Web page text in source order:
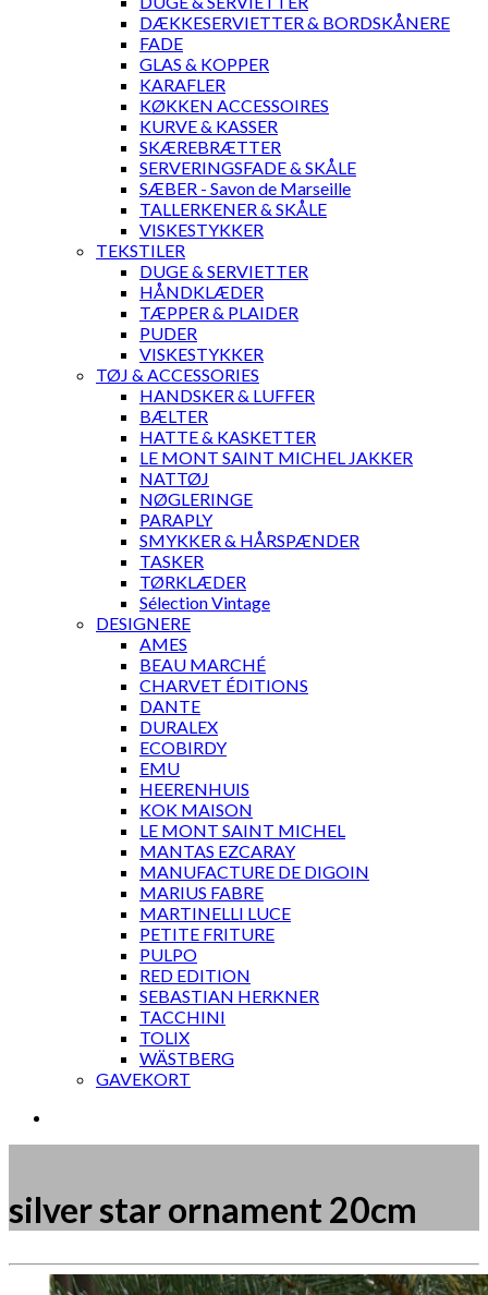
DÆKKESERVIETTER & BORDSKÅNERE
FADE
GLAS & KOPPER
KARAFLER
KØKKEN ACCESSOIRES
KURVE & KASSER
SKÆREBRÆTTER
SERVERINGSFADE & SKÅLE
SÆBER - Savon de Marseille
TALLERKENER & SKÅLE
VISKESTYKKER
TEKSTILER
DUGE & SERVIETTER
HÅNDKLÆDER
TÆPPER & PLAIDER
PUDER
VISKESTYKKER
TØJ & ACCESSORIES
HANDSKER & LUFFER
BÆLTER
HATTE & KASKETTER
LE MONT SAINT MICHEL JAKKER
NATTØJ
NØGLERINGE
PARAPLY
SMYKKER & HÅRSPÆNDER
TASKER
TØRKLÆDER
Sélection Vintage
DESIGNERE
AMES
BEAU MARCHÉ
CHARVET ÉDITIONS
DANTE
DURALEX
ECOBIRDY
EMU
HEERENHUIS
KOK MAISON
LE MONT SAINT MICHEL
MANTAS EZCARAY
MANUFACTURE DE DIGOIN
MARIUS FABRE
MARTINELLI LUCE
PETITE FRITURE
PULPO
RED EDITION
SEBASTIAN HERKNER
TACCHINI
TOLIX
WÄSTBERG
GAVEKORT
silver star ornament 20cm
Måske kunne nogle af disse produkter have din